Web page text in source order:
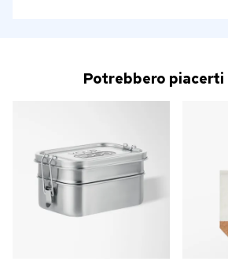
Potrebbero piacerti